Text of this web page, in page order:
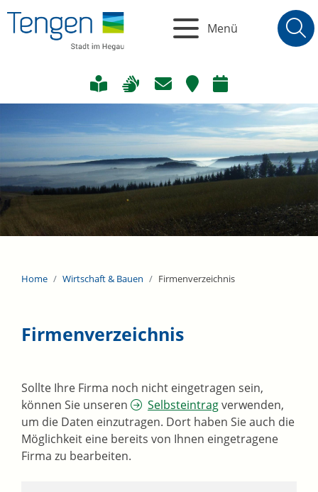
Menü
Home Wirtschaft & Bauen Firmenverzeichnis
Firmenverzeichnis
Sollte Ihre Firma noch nicht eingetragen sein,
können Sie unseren
Selbsteintragverwenden,
um die Daten einzutragen. Dort haben Sie auch die
Möglichkeit eine bereits von Ihnen eingetragene
Firma zu bearbeiten.